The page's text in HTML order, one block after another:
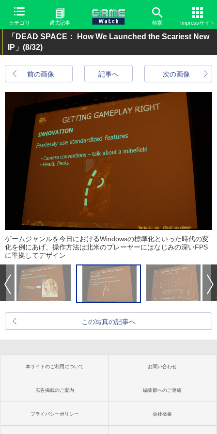
カテゴリ 過去記事 検索 Impressサイト
「DEAD SPACE： How We Launched the Scariest New
IP」 (8/32)
前の画像 次の画像
記事へ
ゲームジャンルを今日におけるWindowsの標準化といった時代の変
化を例にあげ、操作方法は北米のプレーヤーにはなじみの深いFPS
に準拠してデザイン
この写真の記事へ
本サイトのご利用について お問い合わせ
広告掲載のご案内 編集部へのご連絡
プライバシーポリシー 会社概要